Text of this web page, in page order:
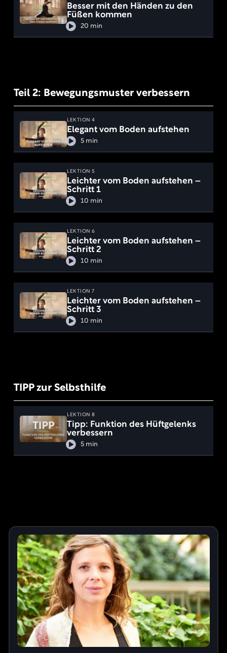
Besser mit den Händen zu den
Füßen kommen
20 min
Teil 2: Bewegungsmuster verbessern
LEKTION 4
Elegant vom Boden aufstehen
5 min
LEKTION 5
Leichter vom Boden aufstehen –
Schritt 1
10 min
LEKTION 6
Leichter vom Boden aufstehen –
Schritt 2
10 min
LEKTION 7
Leichter vom Boden aufstehen –
Schritt 3
10 min
TIPP zur Selbsthilfe
LEKTION 8
Tipp: Funktion des Hüftgelenks
verbessern
5 min